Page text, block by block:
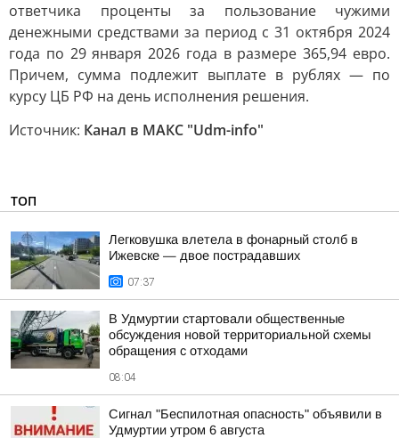
ответчика проценты за пользование чужими
денежными средствами за период с 31 октября 2024
года по 29 января 2026 года в размере 365,94 евро.
Причем, сумма подлежит выплате в рублях — по
курсу ЦБ РФ на день исполнения решения.
Источник: Канал в МАКС "Udm-info"
ТОП
Легковушка влетела в фонарный столб в
Ижевске — двое пострадавших
07:37
В Удмуртии стартовали общественные
обсуждения новой территориальной схемы
обращения с отходами
08:04
Сигнал "Беспилотная опасность" объявили в
Удмуртии утром 6 августа